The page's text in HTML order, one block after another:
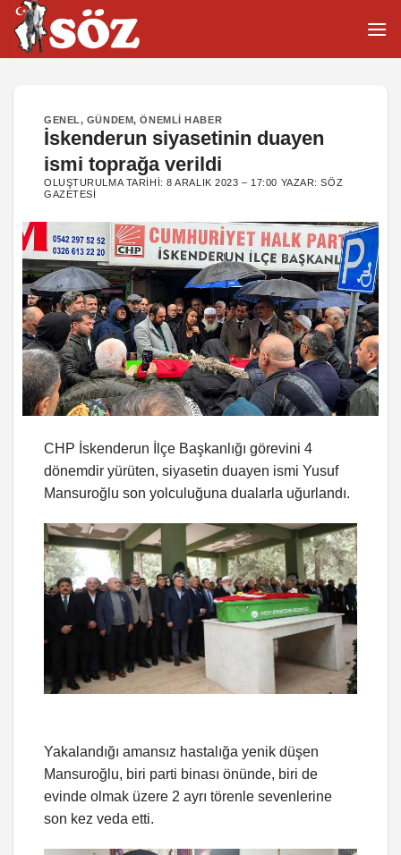
İçeriğe
atla
GENEL, GÜNDEM,ÖNEMLI HABER
İskenderun siyasetinin duayen
ismi toprağa verildi
OLUŞTURULMA TARIHI:8 ARALIK 2023 – 17:00 YAZAR:SÖZ
GAZETESI
CHP İskenderun İlçe Başkanlığı görevini 4
dönemdir yürüten, siyasetin duayen ismi Yusuf
Mansuroğlu son yolculuğuna dualarla uğurlandı.
Yakalandığı amansız hastalığa yenik düşen
Mansuroğlu, biri parti binası önünde, biri de
evinde olmak üzere 2 ayrı törenle sevenlerine
son kez veda etti.